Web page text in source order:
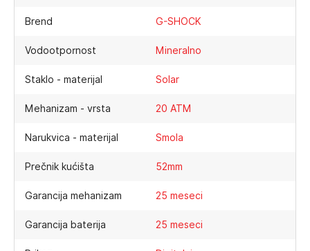
Brend G-SHOCK
Vodootpornost Mineralno
Staklo - materijal Solar
Mehanizam - vrsta 20 ATM
Narukvica - materijal Smola
Prečnik kućišta 52mm
Garancija mehanizam 25 meseci
Garancija baterija 25 meseci